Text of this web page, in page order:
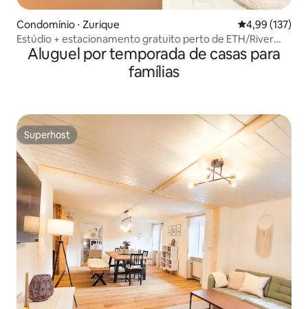
Condomínio ⋅ Zurique 4,99 de uma
4,99 (137)
Estúdio + estacionamento gratuito perto de ETH/River
(Zürich Höngg)
Aluguel por temporada de casas para
famílias
Superhost
Superhost